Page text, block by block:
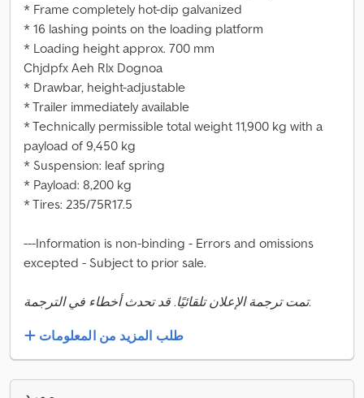
* Frame completely hot-dip galvanized
* 16 lashing points on the loading platform
* Loading height approx. 700 mm
Chjdpfx Aeh Rlx Dognoa
* Drawbar, height-adjustable
* Trailer immediately available
* Technically permissible total weight 11,900 kg with a
payload of 9,450 kg
* Suspension: leaf spring
* Payload: 8,200 kg
* Tires: 235/75R17.5
---Information is non-binding - Errors and omissions
excepted - Subject to prior sale.
تمت ترجمة الإعلان تلقائيًا. قد تحدث أخطاء في الترجمة.
طلب المزيد من المعلومات